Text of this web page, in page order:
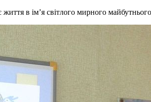
в ім’я світлого мирного